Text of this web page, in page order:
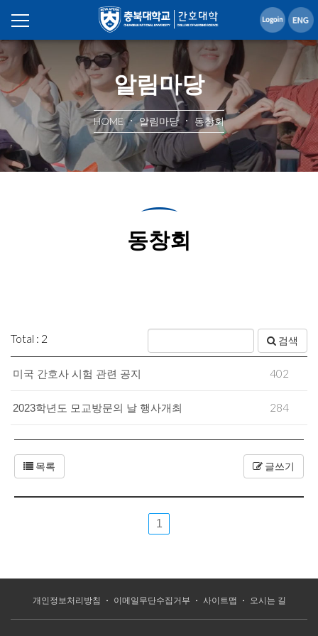
알림마당
HOME 알림마당 동창회
동창회
Total : 2 검색
미국 간호사 시험 관련 공지 402
2023학년도 모교방문의 날 행사개최 284
목록 글쓰기
1
개인정보처리방침 이메일무단수집거부 사이트맵 오시는 길